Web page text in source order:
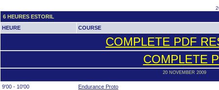
6 HEURES ESTORIL
HEURE
COURSE
COMPLETE PDF
COMPLETE
20 NOVEMBER 2009
9'00 - 10'00
Endurance Proto